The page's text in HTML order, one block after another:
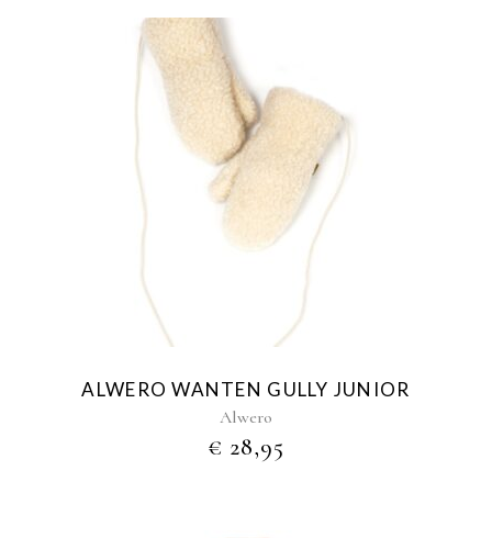
ALWERO WANTEN GULLY JUNIOR
Alwero
€ 28,95